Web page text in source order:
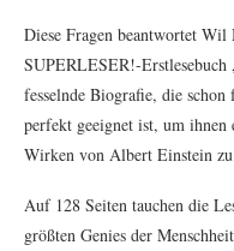
Diese Fragen beantwortet Wil
SUPERLESER!-
fesselnde Biografie, die
perfekt geeignet ist, um
Wirken von Albert Einstein zu
Auf 128 Seiten tauchen die
größten Genies der